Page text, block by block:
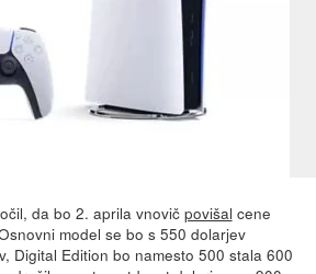
da bo 2. aprila vnovič povišal cene
model se bo s 550 dolarjev
Digital Edition bo namesto 500 stala 600